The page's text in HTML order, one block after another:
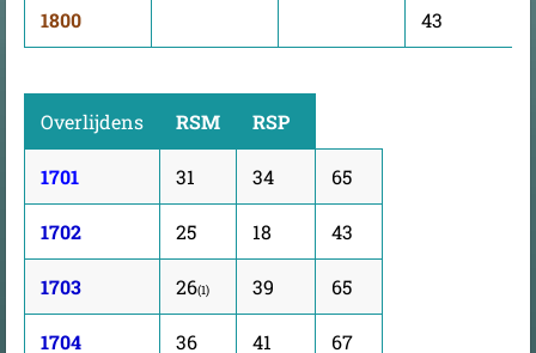
1800 43
Overlijdens RSM RSP
1701 31 34 65
1702 25 18 43
1703 26(1) 39 65
1704 36 41 67